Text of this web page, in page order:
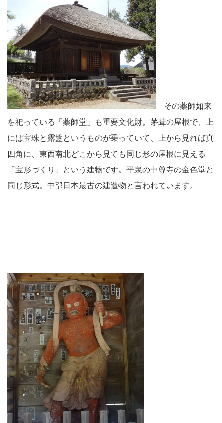
その薬師如来
を祀っている「薬師堂」も重要文化財。茅葺の屋根で、上
には宝珠と露盤というものが乗っていて、上から見れば真
四角に、東西南北どこから見ても同じ形の屋根に見える
「宝形づくり」という建物です。平泉の中尊寺の金色堂と
同じ形式。中部日本最古の建造物と言われています。